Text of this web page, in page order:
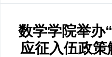
数学学院举办
应征入伍政策